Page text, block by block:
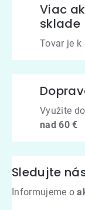
Viac
sklade
Tovar je
Využite
nad 60 €
Sledujte
Informujeme o